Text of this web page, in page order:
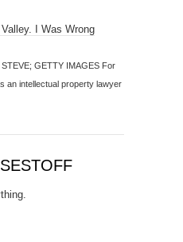
I Was Wrong
GETTY IMAGES For
an intellectual property lawyer